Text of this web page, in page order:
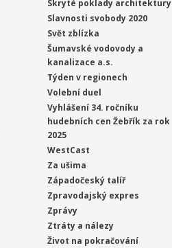
Skryté poklady architektury
Slavnosti svobody 2020
Svět zblízka
Šumavské vodovody a
kanalizace a.s.
Týden v regionech
Volební duel
Vyhlášení 34. ročníku
hudebních cen Žebřík za rok
2025
WestCast
Za ušima
Západočeský talíř
Zpravodajský expres
Zprávy
Ztráty a nálezy
Život na pokračování